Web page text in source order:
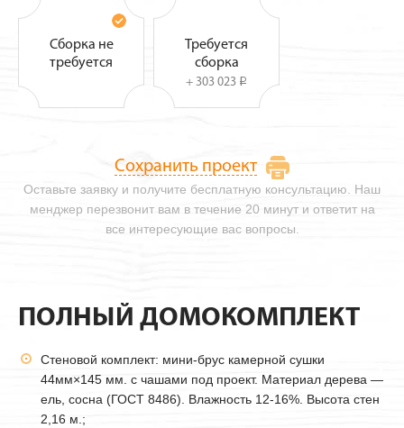
Сборка не
требуется
Требуется
сборка
+ 303 023 i
Оставьте заявку и получите бесплатную консультацию. Наш
менджер перезвонит вам в течение 20 минут и ответит на
все интересующие вас вопросы.
Сохранить проект
ПОЛНЫЙ ДОМОКОМПЛЕКТ
Стеновой комплект: мини-брус камерной сушки
44мм×145 мм. с чашами под проект. Материал дерева —
ель, сосна (ГОСТ 8486). Влажность 12-16%. Высота стен
2,16 м.;